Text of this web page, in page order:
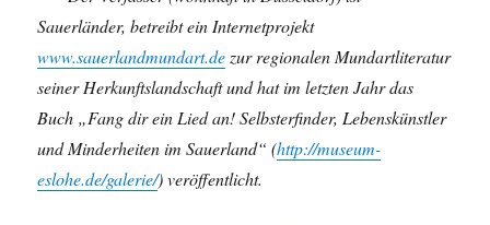
Sauerländer, betreibt ein Internetprojekt
www.sauerlandmundart.dezur regionalen Mundartliteratur
seiner Herkunftslandschaft und hat im letzten Jahr das
Buch „Fang dir ein Lied an! Selbsterfinder, Lebenskünstler
und Minderheiten im Sauerland“ (http://museum-
eslohe.de/galerie/) veröffentlicht.